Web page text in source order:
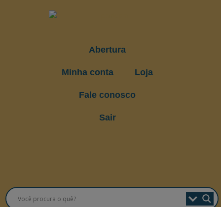
Abertura
Minha conta Loja
Fale conosco
Sair